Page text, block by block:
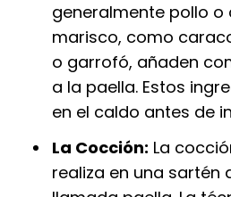
generalmente pollo o
marisco, como
o garrofó, añaden
a la paella. Estos
en el caldo antes de
La Cocción: La
realiza en una sartén